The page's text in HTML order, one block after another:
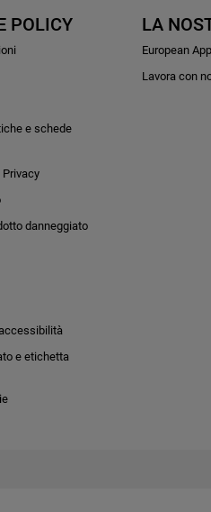
POLICY
e schede
danneggiato
e etichetta
LA
European
Lavora con